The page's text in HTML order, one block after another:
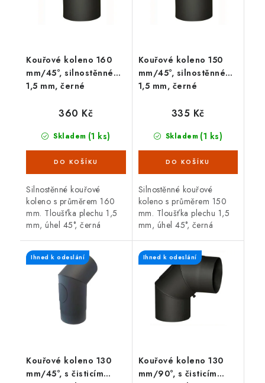
Kouřové koleno 160
mm/45°, silnostěnné
1,5 mm, černé
Skladem (1 ks)
360 Kč
Silnostěnné kouřové
koleno s průměrem 160
mm. Tloušťka plechu 1,5
mm, úhel 45°, černá
pro spojení spalinové cesty
mezi hrdlem kamen a
sopouchem.
Kouřové koleno 150
mm/45°, silnostěnné
1,5 mm, černé
Skladem (1 ks)
335 Kč
Silnostěnné kouřové
koleno s průměrem 150
mm. Tloušťka plechu 1,5
mm, úhel 45°, černá
pro spojení spalinové cesty
mezi hrdlem kamen a
sopouchem.
Kouřové koleno 130
mm/45°, s čisticím
Ihned k odeslání
Kouřové koleno 130
mm/90°, s čisticím
Ihned k odeslání